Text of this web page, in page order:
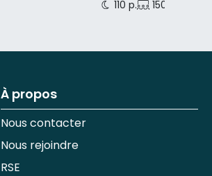
110 p.
150 p.
À propos
Nous contacter
Nous rejoindre
RSE